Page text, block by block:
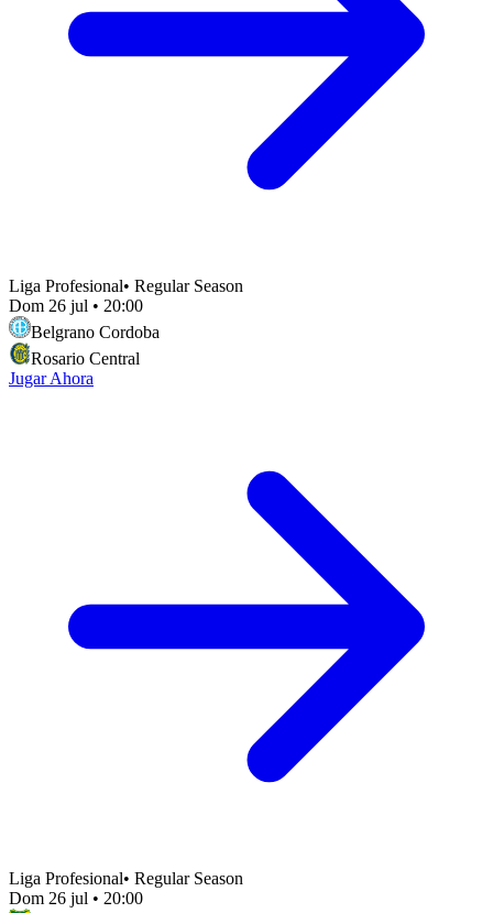
Liga Profesional• Regular Season
Dom 26 jul • 20:00
Belgrano Cordoba
Rosario Central
Jugar Ahora
Liga Profesional• Regular Season
Dom 26 jul • 20:00